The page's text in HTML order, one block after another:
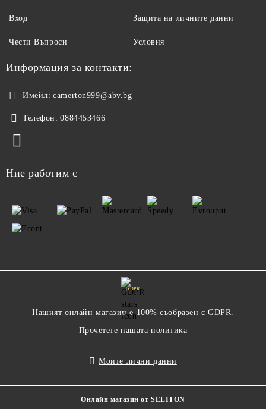
Вход
Чести Въпроси
Защита на личните данни
Условия
Информация за контакти:
Имейл: camerton999@abv.bg
Телефон: 0884453466
Ние работим с
GDPR
Нашият онлайн магазин е 100% съобразен с GDPR.
Прочетете нашата политика
Моите лични данни
Онлайн магазин от SELITON